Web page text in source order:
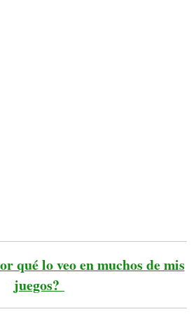
qué lo veo en muchos de mis
juegos?